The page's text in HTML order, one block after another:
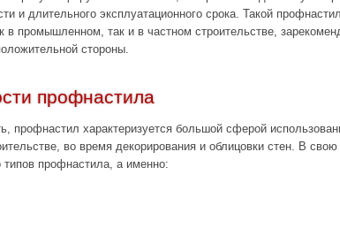
и длительного эксплуатационного срока. Такой
в промышленном, так и в частном строительстве,
стороны.
профнастила
профнастил характеризуется большой сферой
во время декорирования и облицовки стен. В
типов профнастила, а именно: